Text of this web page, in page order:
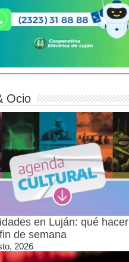
Ocio
en Luján: qué hacer
de semana
2026